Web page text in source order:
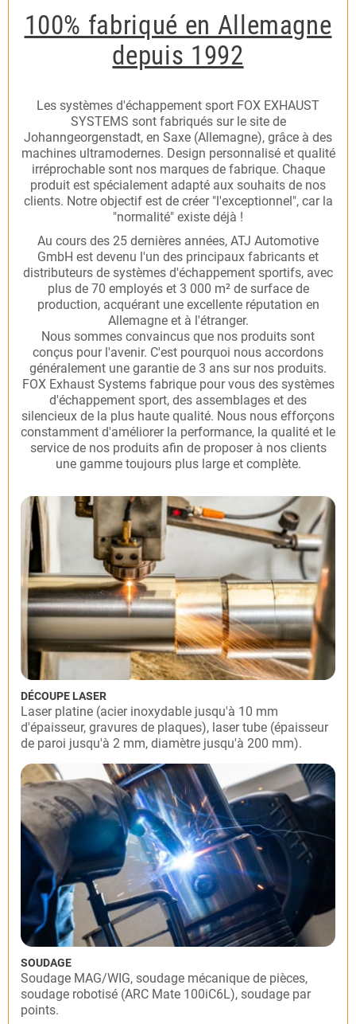
100% fabriqué en Allemagne
depuis 1992
Les systèmes d'échappement sport FOX EXHAUST
SYSTEMS sont fabriqués sur le site de
Johanngeorgenstadt, en Saxe (Allemagne), grâce à des
machines ultramodernes. Design personnalisé et qualité
irréprochable sont nos marques de fabrique. Chaque
produit est spécialement adapté aux souhaits de nos
clients. Notre objectif est de créer "l'exceptionnel", car la
"normalité" existe déjà !
Au cours des 25 dernières années, ATJ Automotive
GmbH est devenu l'un des principaux fabricants et
distributeurs de systèmes d'échappement sportifs, avec
plus de 70 employés et 3 000 m² de surface de
production, acquérant une excellente réputation en
Allemagne et à l'étranger.
Nous sommes convaincus que nos produits sont
conçus pour l'avenir. C'est pourquoi nous accordons
généralement une garantie de 3 ans sur nos produits.
FOX Exhaust Systems fabrique pour vous des systèmes
d'échappement sport, des assemblages et des
silencieux de la plus haute qualité. Nous nous efforçons
constamment d'améliorer la performance, la qualité et le
service de nos produits afin de proposer à nos clients
une gamme toujours plus large et complète.
DÉCOUPE LASER
Laser platine (acier inoxydable jusqu'à 10 mm
d'épaisseur, gravures de plaques), laser tube (épaisseur
de paroi jusqu'à 2 mm, diamètre jusqu'à 200 mm).
SOUDAGE
Soudage MAG/WIG, soudage mécanique de pièces,
soudage robotisé (ARC Mate 100iC6L), soudage par
points.